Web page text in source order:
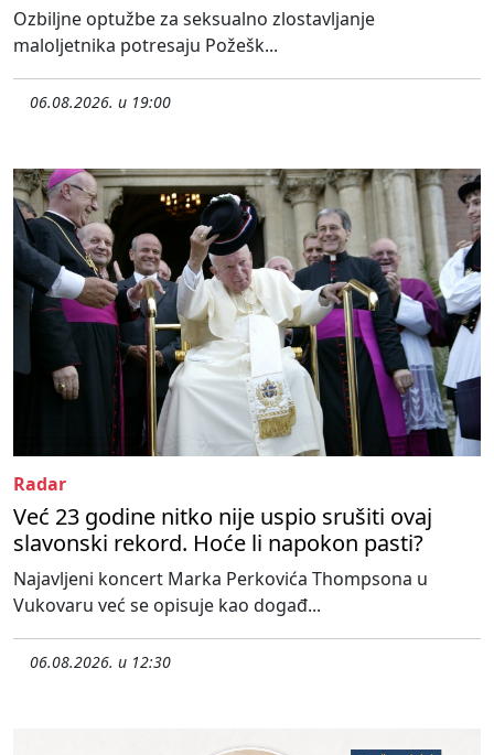
Ozbiljne optužbe za seksualno zlostavljanje
maloljetnika potresaju Požešk...
06.08.2026. u 19:00
Radar
Već 23 godine nitko nije uspio srušiti ovaj
slavonski rekord. Hoće li napokon pasti?
Najavljeni koncert Marka Perkovića Thompsona u
Vukovaru već se opisuje kao događ...
06.08.2026. u 12:30